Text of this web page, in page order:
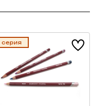
серия